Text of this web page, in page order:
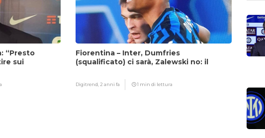
“Presto
sui
Fiorentina – Inter, Dumfries
(squalificato) ci sarà, Zalewski no: il
Digitrend,2 anni fa 1 min di lettura